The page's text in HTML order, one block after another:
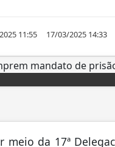
11:55 17/03/2025 14:33
da 17ª